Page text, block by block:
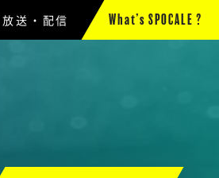
放送・配信 What’s SPOCALE ?